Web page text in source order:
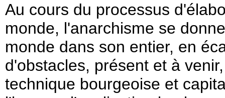
Au cours du processus
monde, l'anarchisme se
monde dans son entier, en
d'obstacles, présent et à
technique bourgeoise et